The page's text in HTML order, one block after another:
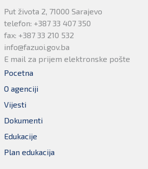
Put života 2, 71000 Sarajevo
telefon: +387 33 407 350
fax: +387 33 210 532
info@fazuoi.gov.ba
E mail za prijem elektronske pošte
Pocetna
O agenciji
Vijesti
Dokumenti
Edukacije
Plan edukacija